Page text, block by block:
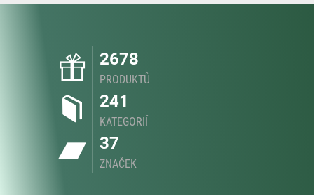
2678
PRODUKTŮ
241
KATEGORIÍ
37
ZNAČEK